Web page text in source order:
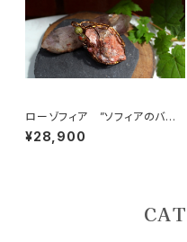
ローゾフィア ”ソフィアのバラ”
世界の調和、愛、美の意識、真実
¥28,900